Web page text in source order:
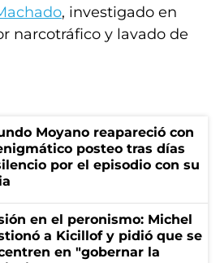
, investigado en
narcotráfico y lavado de
Moyano reapareció con
posteo tras días
por el episodio con su
en el peronismo: Michel
a Kicillof y pidió que se
en "gobernar la